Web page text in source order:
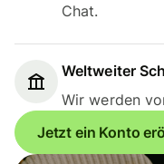
Chat.
Weltweiter
Wir werden
Jetzt ein Konto